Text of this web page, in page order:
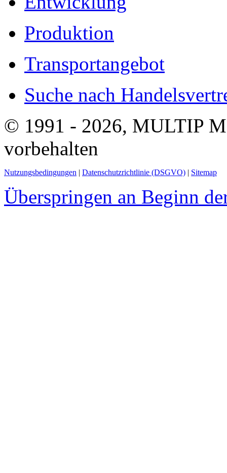
Produktion
Transportangebot
Suche nach
© 1991 - 2026, MULTIP
vorbehalten
Nutzungsbedingungen | Datenschutzrichtlinie (DSGVO) | Sitemap
Überspringen an Beginn